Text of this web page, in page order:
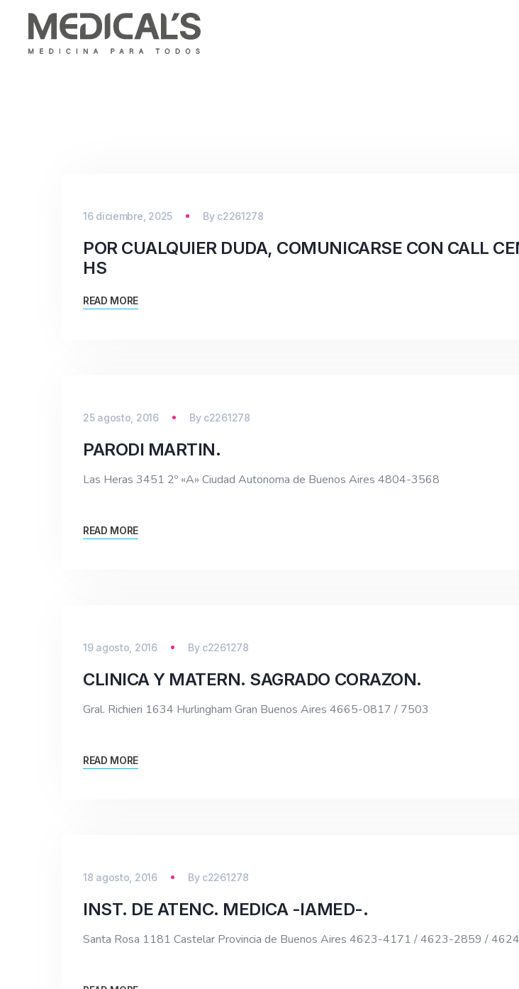
16 diciembre, 2025 By c2261278
POR CUALQUIER DUDA, COMUNICARSE CON CALL
HS
READ MORE
25 agosto, 2016 By c2261278
PARODI MARTIN.
Las Heras 3451 2º «A» Ciudad Autonoma de Buenos Aires 4804-3568
READ MORE
19 agosto, 2016 By c2261278
CLINICA Y MATERN. SAGRADO CORAZON.
Gral. Richieri 1634 Hurlingham Gran Buenos Aires 4665-0817 / 7503
READ MORE
18 agosto, 2016 By c2261278
INST. DE ATENC. MEDICA -IAMED-.
Santa Rosa 1181 Castelar Provincia de Buenos Aires 4623-4171 / 4623-2859 /